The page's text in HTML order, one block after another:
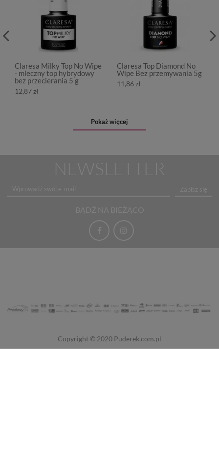
Claresa Milky Top No Wipe
- mleczny top hybrydowy
bez przecierania 5 g
12,87 zł
Claresa Top Diamond No
Wipe Bez przemywania 5g
11,86 zł
Pokaż więcej
NEWSLETTER
Zapisz się
BĄDŹ NA BIEŻĄCO
Copyright © 2020 Puderek.com.pl